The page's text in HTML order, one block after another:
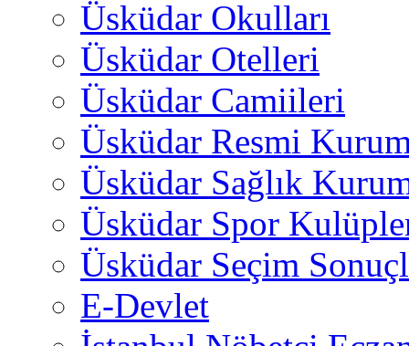
Üsküdar Okulları
Üsküdar Otelleri
Üsküdar Camiileri
Üsküdar Resmi
Üsküdar Sağlık
Üsküdar Spor
Üsküdar Seçim
E-Devlet